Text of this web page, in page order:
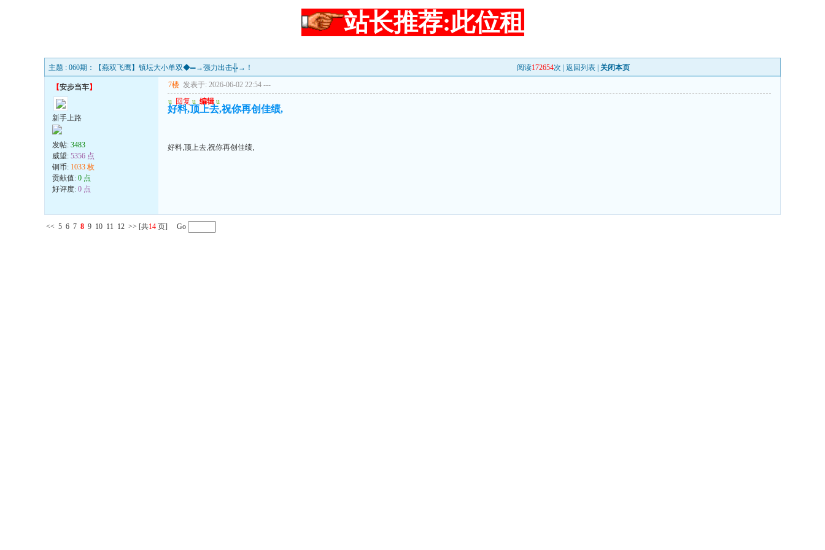
站长推荐:此位租
主题 : 060期：【燕双飞鹰】镇坛大小单双◆═→强力出击╬→！ 阅读172654次 | 返回列表 关闭本页
【安步当车】
新手上路
发帖: 3483
威望: 5356 点
铜币: 1033 枚
贡献值: 0 点
好评度: 0 点
7楼 发表于: 2026-06-02 22:54 ---
u 回复 u 编辑 u
好料,顶上去,祝你再创佳绩,
好料,顶上去,祝你再创佳绩,
<< 5 6 7 8 9 10 11 12 >> [共14 页] Go